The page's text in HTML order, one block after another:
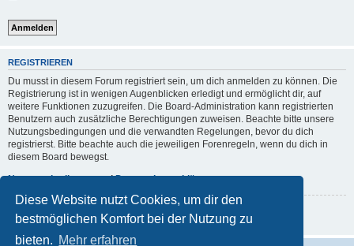
Diese Website nutzt Cookies, um dir den
bestmöglichen Komfort bei der Nutzung zu
bieten. Mehr erfahren
REGISTRIEREN
Du musst in diesem Forum registriert sein, um dich anmelden zu können. Die
Registrierung ist in wenigen Augenblicken erledigt und ermöglicht dir, auf
weitere Funktionen zuzugreifen. Die Board-Administration kann registrierten
Benutzern auch zusätzliche Berechtigungen zuweisen. Beachte bitte unsere
Nutzungsbedingungen und die verwandten Regelungen, bevor du dich
registrierst. Bitte beachte auch die jeweiligen Forenregeln, wenn du dich in
diesem Board bewegst.
Nutzungsbedingungen|Datenschutzerklärung
Registrieren